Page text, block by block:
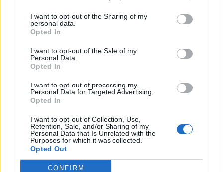
I want to opt-out of the Sharing of my
personal data.
Opted In
I want to opt-out of the Sale of my
Personal Data.
Opted In
I want to opt-out of processing my
Personal Data for Targeted Advertising.
Opted In
I want to opt-out of Collection, Use,
Retention, Sale, and/or Sharing of my
Personal Data that Is Unrelated with the
Purposes for which it was collected.
Opted Out
CONFIRM
Publicidad